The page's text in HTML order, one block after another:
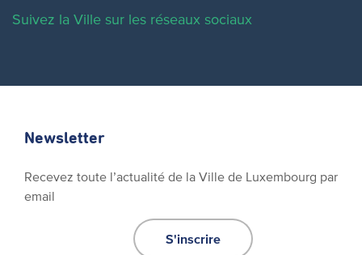
Suivez la Ville sur les réseaux sociaux
Newsletter
Recevez toute l’actualité de la Ville de Luxembourg par
email
S'inscrire